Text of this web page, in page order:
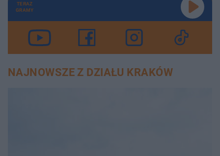
TERAZ
GRAMY
NAJNOWSZE Z DZIAŁU KRAKÓW